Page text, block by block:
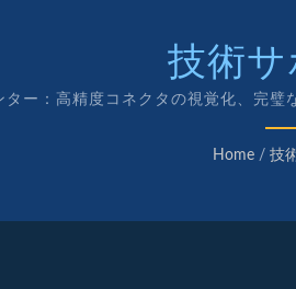
技術サ
ー：高精度コネクタの視覚化、完
Home / 技